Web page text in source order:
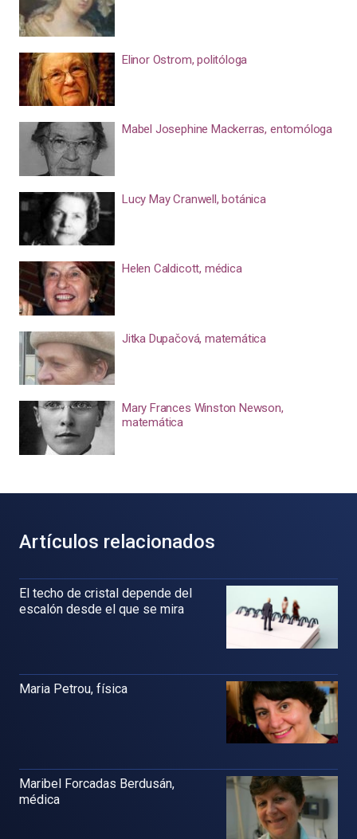
Elinor Ostrom, politóloga
Mabel Josephine Mackerras, entomóloga
Lucy May Cranwell, botánica
Helen Caldicott, médica
Jitka Dupačová, matemática
Mary Frances Winston Newson,
matemática
Artículos relacionados
El techo de cristal depende del
escalón desde el que se mira
Maria Petrou, física
Maribel Forcadas Berdusán,
médica